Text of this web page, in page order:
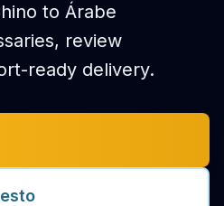
to Árabe
review
ready delivery.